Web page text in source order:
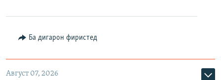
Ба дигарон фиристед
Август 07, 2026